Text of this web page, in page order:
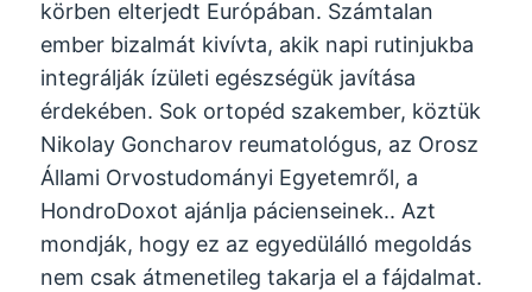
körben elterjedt Európában. Számtalan
ember bizalmát kivívta, akik napi rutinjukba
integrálják ízületi egészségük javítása
érdekében. Sok ortopéd szakember, köztük
Nikolay Goncharov reumatológus, az Orosz
Állami Orvostudományi Egyetemről, a
HondroDoxot ajánlja pácienseinek.. Azt
mondják, hogy ez az egyedülálló megoldás
nem csak átmenetileg takarja el a fájdalmat.